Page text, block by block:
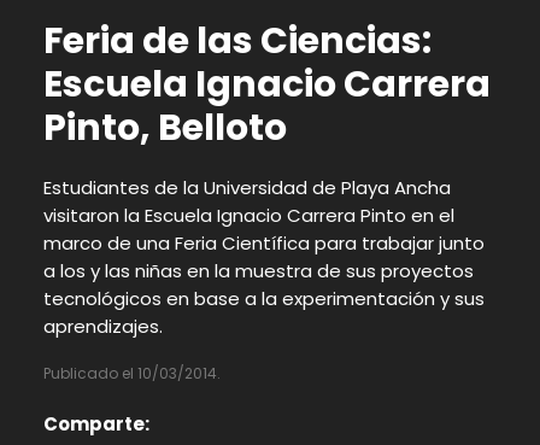
Feria de las Ciencias:
Escuela Ignacio Carrera
Pinto, Belloto
Estudiantes de la Universidad de Playa Ancha
visitaron la Escuela Ignacio Carrera Pinto en el
marco de una Feria Científica para trabajar junto
a los y las niñas en la muestra de sus proyectos
tecnológicos en base a la experimentación y sus
aprendizajes.
Publicado el 10/03/2014.
Comparte: